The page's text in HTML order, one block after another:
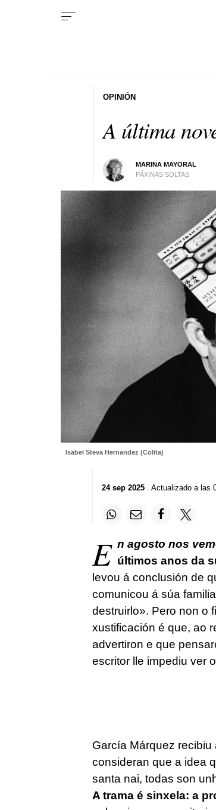
A última
MARINA MAYORAL
PÁXINAS SOLTAS
OPINIÓN
Isabel Steva Hernandez (Colita)
24 sep 2025. Actualizado a las
E n agosto nos
últimos anos da
levou á conclusión de
comunicou á súa
destruirlo». Pero non o
xustificación é que, ao
advertiron e que
escritor lle impediu ver
García Márquez
consideran que a idea
santa nai, todas son
A trama é sinxela: a